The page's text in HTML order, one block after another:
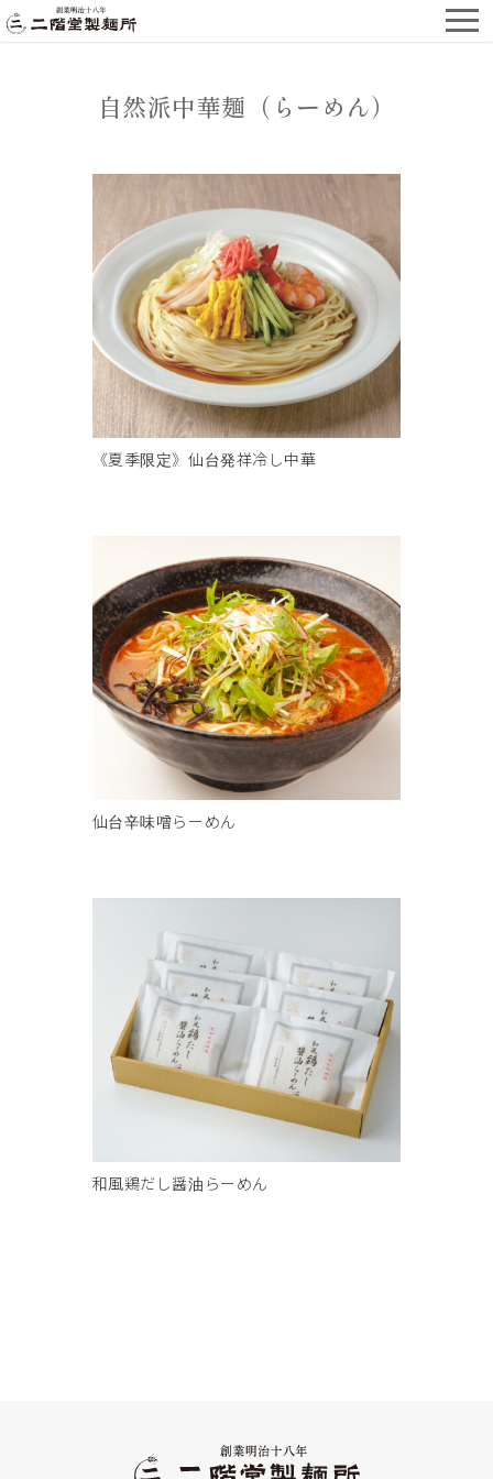
自然派中華麺（らーめん）
《夏季限定》仙台発祥冷し中華
仙台辛味噌らーめん
和風鶏だし醤油らーめん